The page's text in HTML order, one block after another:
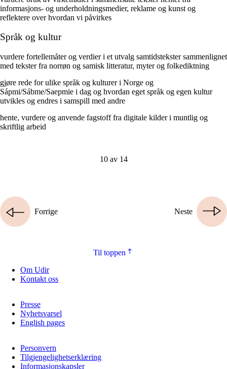
informasjons- og underholdningsmedier, reklame og kunst og
reflektere over hvordan vi påvirkes
Språk og kultur
vurdere fortellemåter og verdier i et utvalg samtidstekster sammenlignet
med tekster fra norrøn og samisk litteratur, myter og folkediktning
gjøre rede for ulike språk og kulturer i Norge og
Sápmi/Sábme/Saepmie i dag og hvordan eget språk og egen kultur
utvikles og endres i samspill med andre
hente, vurdere og anvende fagstoff fra digitale kilder i muntlig og
skriftlig arbeid
10 av 14
Neste
Forrige
Til toppen
Om Udir
Kontakt oss
Presse
Nyhetsvarsel
English pages
Personvern
Tilgjengelighetserklæring
Informasjonskapsler